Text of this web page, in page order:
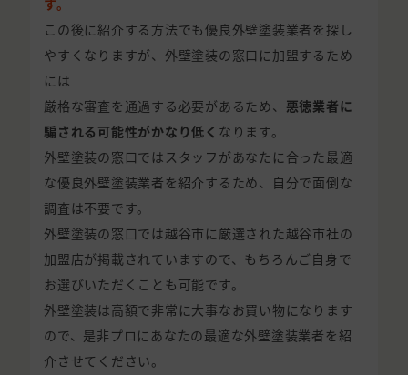
す。
この後に紹介する方法でも優良外壁塗装業者を探し
やすくなりますが、外壁塗装の窓口に加盟するため
には
厳格な審査を通過する必要があるため、 悪徳業者に
騙される可能性がかなり低く なります。
外壁塗装の窓口ではスタッフがあなたに合った最適
な優良外壁塗装業者を紹介するため、自分で面倒な
調査は不要です。
外壁塗装の窓口では越谷市に厳選された越谷市社の
加盟店が掲載されていますので、もちろんご自身で
お選びいただくことも可能です。
外壁塗装は高額で非常に大事なお買い物になります
ので、是非プロにあなたの最適な外壁塗装業者を紹
介させてください。